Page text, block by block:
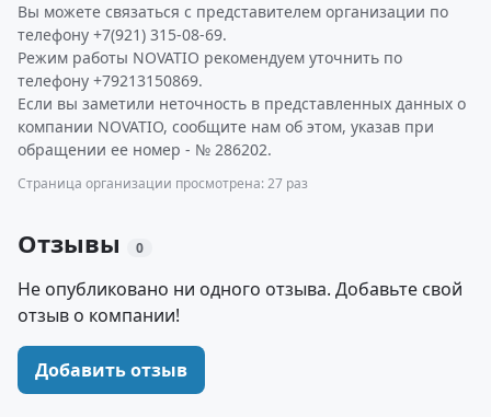
Вы можете связаться с представителем организации по
телефону +7(921) 315-08-69.
Режим работы NOVATIO рекомендуем уточнить по
телефону +79213150869.
Если вы заметили неточность в представленных данных о
компании NOVATIO, сообщите нам об этом, указав при
обращении ее номер - № 286202.
Страница организации просмотрена: 27 раз
Отзывы 0
Не опубликовано ни одного отзыва. Добавьте свой
отзыв о компании!
Добавить отзыв